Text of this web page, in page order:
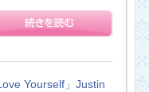
Yourself」Justin